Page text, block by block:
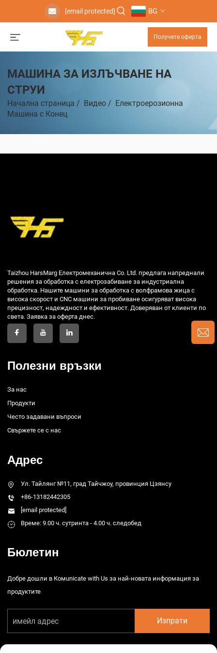
[email protected] BG
Получете оферта
МАШИНА ЗА ИЗЛЪЧВАНЕ НА
СТРУИ
Начална страница / Видео / Електроерозионна
Машина с Конец
Taizhou HarsMarg Електромеханична Co. Ltd. предлага напреднали
решения за обработка с електрозабиване за индустриална
обработка. Нашите машини за обработка с волфрамова жица с
висока скорост и CNC машини за пробиване осигуряват висока
прецизност, надеждност и ефективност. Доверяван от клиенти по
света. Заявка за оферта днес.
Полезни връзки
За нас
Продукти
Често задавани въпроси
Свържете се с нас
Адрес
Ул. Тайлянг №11, град Тайчжоу, провинция Цзянсу
+86-13182442305
[email protected]
Време: 9.00 ч. сутринта - 4.00 ч. следобед
Бюлетин
Добре дошли в Комunicate with Us за най-новата информация за
продуктите
Изпрати